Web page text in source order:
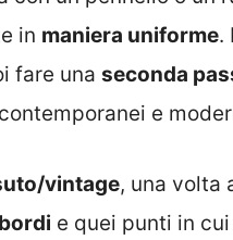
in maniera uniforme.
fare una seconda
e
vintage, una volta
bordi e quei punti in